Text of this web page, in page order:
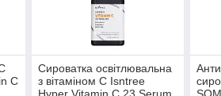
C
Сироватка освітлювальна
з вітаміном С Isntree